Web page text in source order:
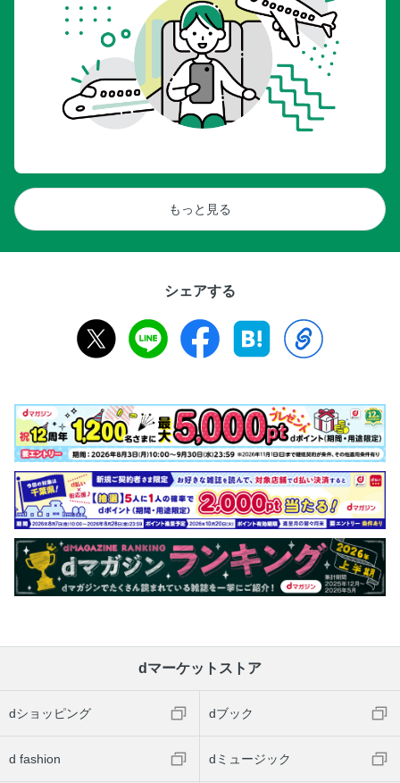
もっと見る
シェアする
dマーケットストア
dショッピング dブック
d fashion dミュージック